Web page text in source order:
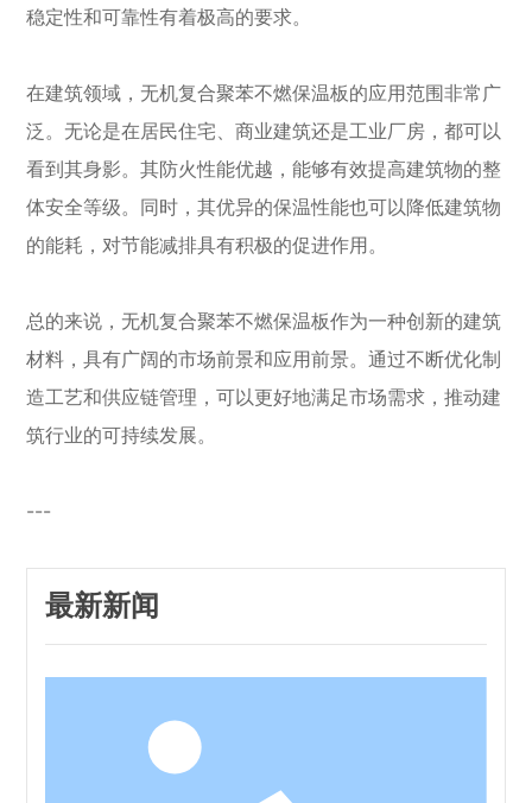
稳定性和可靠性有着极高的要求。
在建筑领域，无机复合聚苯不燃保温板的应用范围非常广
泛。无论是在居民住宅、商业建筑还是工业厂房，都可以
看到其身影。其防火性能优越，能够有效提高建筑物的整
体安全等级。同时，其优异的保温性能也可以降低建筑物
的能耗，对节能减排具有积极的促进作用。
总的来说，无机复合聚苯不燃保温板作为一种创新的建筑
材料，具有广阔的市场前景和应用前景。通过不断优化制
造工艺和供应链管理，可以更好地满足市场需求，推动建
筑行业的可持续发展。
---
最新新闻